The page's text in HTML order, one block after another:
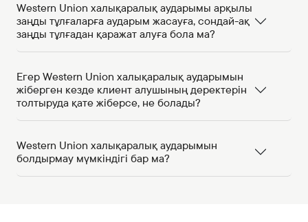
Western Union халықаралық аударымы арқылы
заңды тұлғаларға аударым жасауға, сондай-ақ
заңды тұлғадан қаражат алуға бола ма?
Егер Western Union халықаралық аударымын
жіберген кезде клиент алушының деректерін
толтыруда қате жіберсе, не болады?
Western Union халықаралық аударымын
болдырмау мүмкіндігі бар ма?